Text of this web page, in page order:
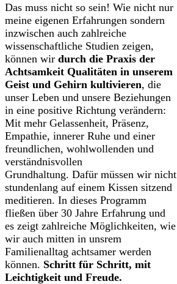
Das muss nicht so sein! Wie nicht nur
meine eigenen Erfahrungen sondern
inzwischen auch zahlreiche
wissenschaftliche Studien zeigen,
können wir durch die Praxis der
Achtsamkeit Qualitäten in unserem
Geist und Gehirn kultivieren, die
unser Leben und unsere Beziehungen
in eine positive Richtung verändern:
Mit mehr Gelassenheit, Präsenz,
Empathie, innerer Ruhe und einer
freundlichen, wohlwollenden und
verständnisvollen
Grundhaltung. Dafür müssen wir nicht
stundenlang auf einem Kissen sitzend
meditieren. In dieses Programm
fließen über 30 Jahre Erfahrung und
es zeigt zahlreiche Möglichkeiten, wie
wir auch mitten in unsrem
Familienalltag achtsamer werden
können. Schritt für Schritt, mit
Leichtigkeit und Freude.